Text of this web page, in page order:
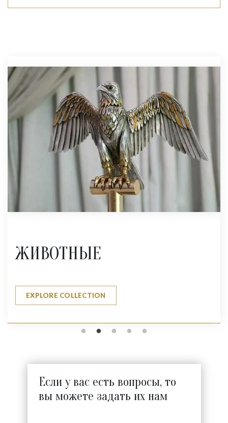
ЖИВОТНЫЕ
EXPLORE COLLECTION
Если у вас есть вопросы, то
вы можете задать их нам